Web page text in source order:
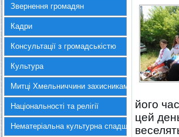
Звернення громадян
Кадри
Консультації з громадськістю
Культура
Митці Хмельниччини захисникам України
Національності та релігії
Нематеріальна культурна спадщина
його
цей